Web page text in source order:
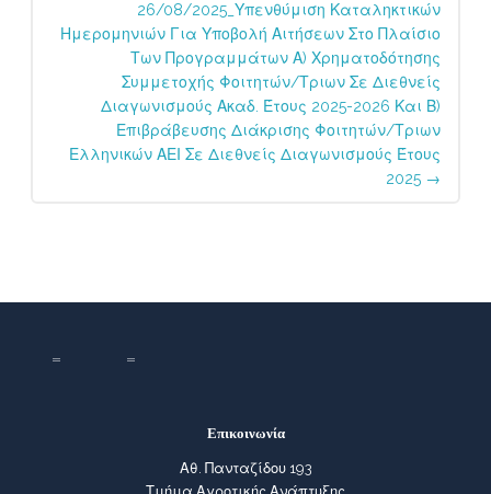
26/08/2025_Υπενθύμιση Καταληκτικών
Ημερομηνιών Για Υποβολή Αιτήσεων Στο Πλαίσιο
Των Προγραμμάτων Α) Χρηματοδότησης
Συμμετοχής Φοιτητών/τριων Σε Διεθνείς
Διαγωνισμούς Ακαδ. Έτους 2025-2026 Και Β)
Επιβράβευσης Διάκρισης Φοιτητών/τριων
Ελληνικών ΑΕΙ Σε Διεθνείς Διαγωνισμούς Έτους
2025 →
Επικοινωνία
Αθ. Πανταζίδου 193